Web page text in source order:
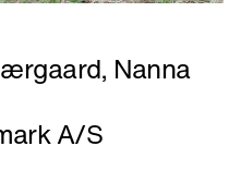
, Nanna
A/S